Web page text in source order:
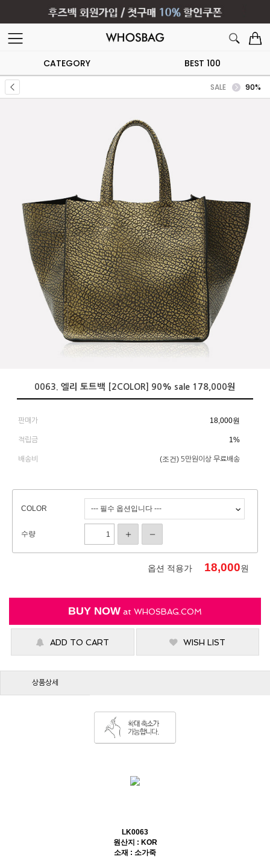
CATEGORY BEST 100
SALE 90%
0063. 엘리 토트백 [2COLOR] 90% sale 178,000원
판매가 18,000원
적립금 1%
배송비 (조건) 5만원이상 무료배송
COLOR
수량
옵션 적용가 18,000원
BUY NOW at WHOSBAG.COM
ADD TO CART WISH LIST
상품상세
LK0063
원산지 : KOR
소재 : 소가죽